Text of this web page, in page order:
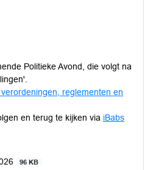
Politieke Avond, die volgt na
reglementen en
en terug te kijken via iBabs
96 KB